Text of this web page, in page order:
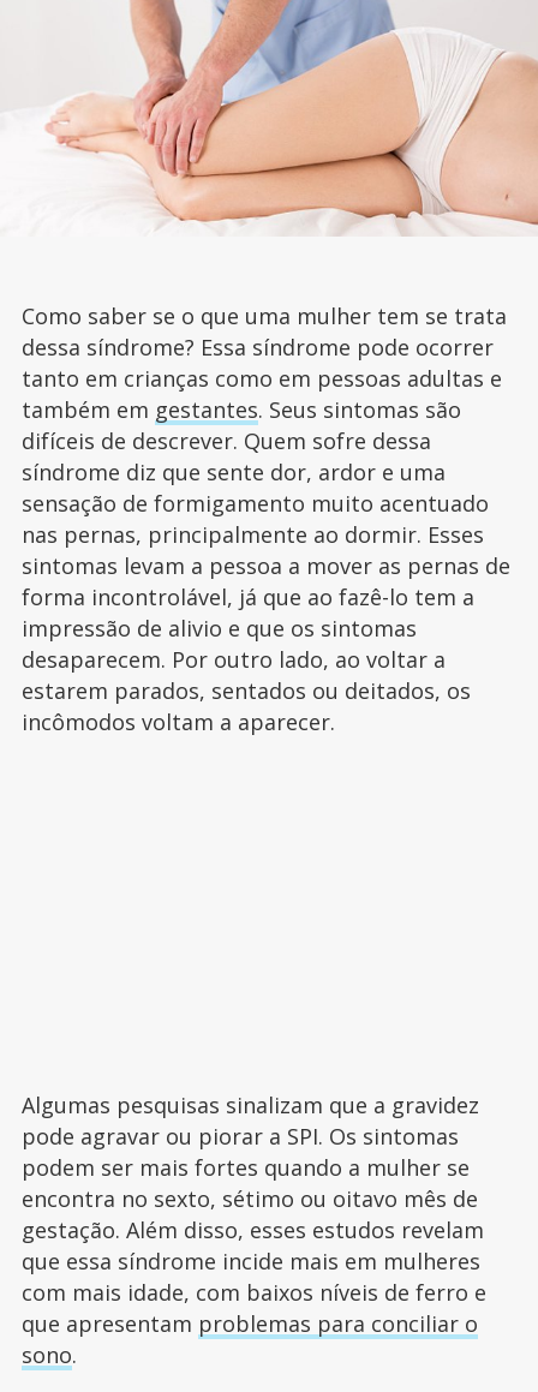
Como saber se o que uma mulher tem se trata
dessa síndrome? Essa síndrome pode ocorrer
tanto em crianças como em pessoas adultas e
também em gestantes. Seus sintomas são
difíceis de descrever. Quem sofre dessa
síndrome diz que sente dor, ardor e uma
sensação de formigamento muito acentuado
nas pernas, principalmente ao dormir. Esses
sintomas levam a pessoa a mover as pernas de
forma incontrolável, já que ao fazê-lo tem a
impressão de alivio e que os sintomas
desaparecem. Por outro lado, ao voltar a
estarem parados, sentados ou deitados, os
incômodos voltam a aparecer.
Algumas pesquisas sinalizam que a gravidez
pode agravar ou piorar a SPI. Os sintomas
podem ser mais fortes quando a mulher se
encontra no sexto, sétimo ou oitavo mês de
gestação. Além disso, esses estudos revelam
que essa síndrome incide mais em mulheres
com mais idade, com baixos níveis de ferro e
que apresentam problemas para conciliar o
sono.